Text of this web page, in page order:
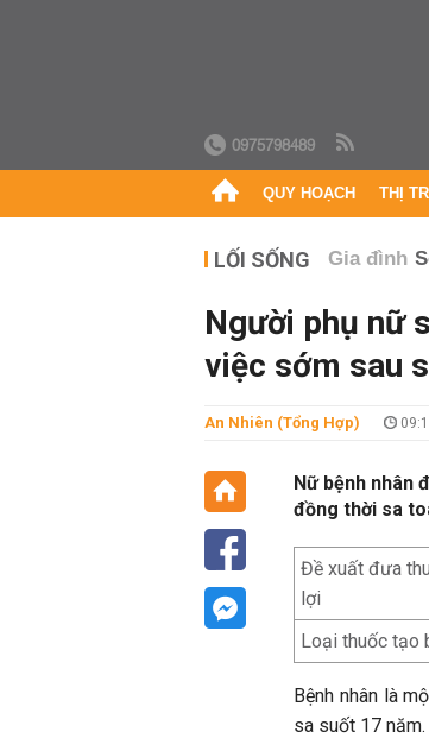
0975798489
QUY HOẠCH THỊ
LỐI SỐNG Gia đình
Người phụ nữ
việc sớm sau
An Nhiên (Tổng Hợp)
Nữ bệnh nhân
đồng thời sa
Đề xuất đưa
lợi
Loại thuốc tạo
Bệnh nhân là
sa suốt 17